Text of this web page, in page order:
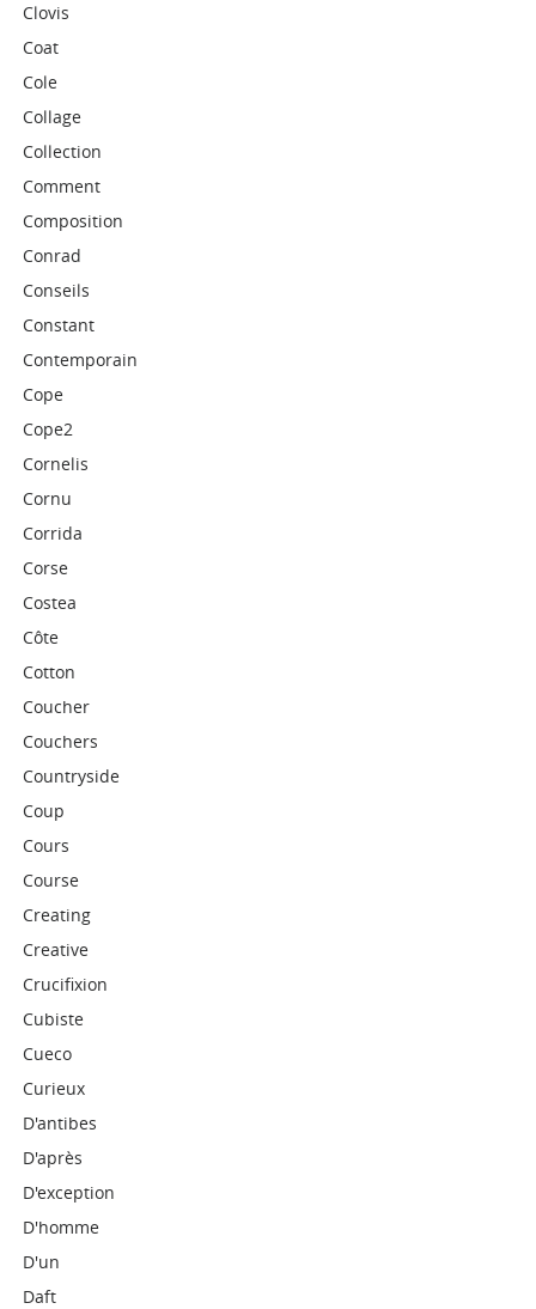
Clovis
Coat
Cole
Collage
Collection
Comment
Composition
Conrad
Conseils
Constant
Contemporain
Cope
Cope2
Cornelis
Cornu
Corrida
Corse
Costea
Côte
Cotton
Coucher
Couchers
Countryside
Coup
Cours
Course
Creating
Creative
Crucifixion
Cubiste
Cueco
Curieux
D'antibes
D'après
D'exception
D'homme
D'un
Daft